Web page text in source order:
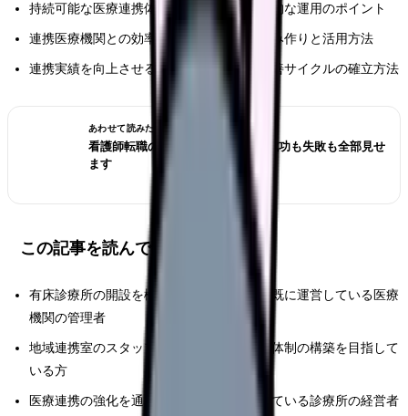
持続可能な医療連携体制の整備方法と実践的な運用のポイント
連携医療機関との効率的な情報共有の仕組み作りと活用方法
連携実績を向上させるための評価指標と改善サイクルの確立方法
あわせて読みたい
看護師転職のリアル体験談12選｜成功も失敗も全部見せ
ます
この記事を読んでほしい人
有床診療所の開設を検討している、または既に運営している医療
機関の管理者
地域連携室のスタッフとして効果的な連携体制の構築を目指して
いる方
医療連携の強化を通じて経営改善を検討している診療所の経営者